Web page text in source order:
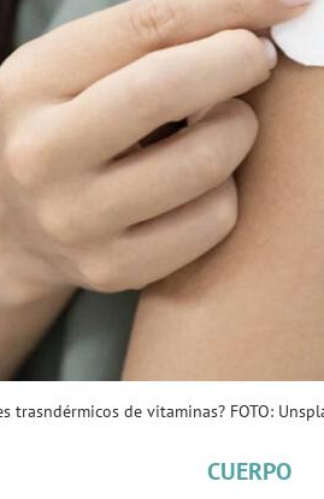
trasndérmicos de vitaminas? FOTO:
CUERPO